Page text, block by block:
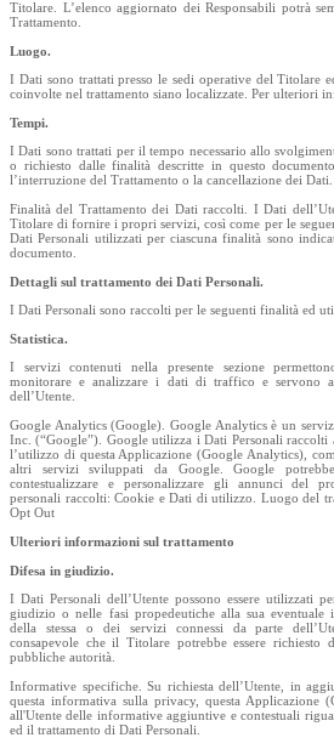
Titolare. L’elenco aggiornato dei Responsabili potrà
Trattamento.
Luogo.
I Dati sono trattati presso le sedi operative del
coinvolte nel trattamento siano localizzate. Per ulteriori
Tempi.
I Dati sono trattati per il tempo necessario allo
o richiesto dalle finalità descritte in questo
l’interruzione del Trattamento o la cancellazione dei Dati.
Finalità del Trattamento dei Dati raccolti. I Dati
Titolare di fornire i propri servizi, così come per le
Dati Personali utilizzati per ciascuna finalità sono
documento.
Dettagli sul trattamento dei Dati Personali.
I Dati Personali sono raccolti per le seguenti finalità ed
Statistica.
I servizi contenuti nella presente sezione
monitorare e analizzare i dati di traffico e servono
dell’Utente.
Google Analytics (Google). Google Analytics è un
Inc. (“Google”). Google utilizza i Dati Personali raccolti
l’utilizzo di questa Applicazione (Google Analytics),
altri servizi sviluppati da Google. Google
contestualizzare e personalizzare gli annunci del
personali raccolti: Cookie e Dati di utilizzo. Luogo del
Opt Out
Ulteriori informazioni sul trattamento
Difesa in giudizio.
I Dati Personali dell’Utente possono essere utilizzati
giudizio o nelle fasi propedeutiche alla sua eventuale
della stessa o dei servizi connessi da parte
consapevole che il Titolare potrebbe essere
pubbliche autorità.
Informative specifiche. Su richiesta dell’Utente, in
questa informativa sulla privacy, questa Applicazione
all'Utente delle informative aggiuntive e contestuali
ed il trattamento di Dati Personali.